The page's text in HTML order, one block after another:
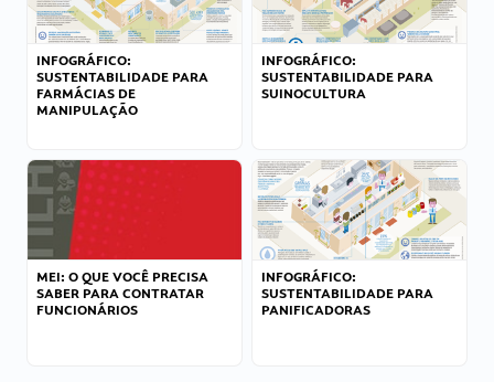
INFOGRÁFICO:
SUSTENTABILIDADE PARA
FARMÁCIAS DE
MANIPULAÇÃO
INFOGRÁFICO:
SUSTENTABILIDADE PARA
SUINOCULTURA
MEI: O QUE VOCÊ PRECISA
SABER PARA CONTRATAR
FUNCIONÁRIOS
INFOGRÁFICO:
SUSTENTABILIDADE PARA
PANIFICADORAS